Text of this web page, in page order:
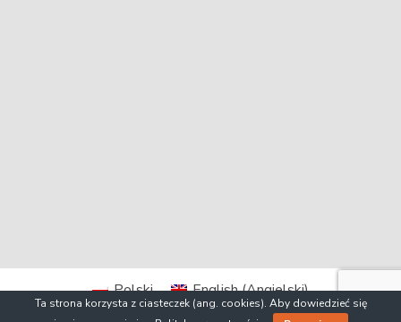
Ta strona korzysta z ciasteczek (ang. cookies). Aby dowiedzieć się
Polski English(Angielski)